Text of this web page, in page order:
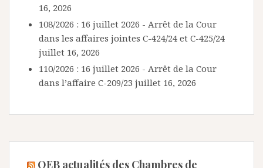
16, 2026
108/2026 : 16 juillet 2026 - Arrêt de la Cour
dans les affaires jointes C-424/24 et C-425/24
juillet 16, 2026
110/2026 : 16 juillet 2026 - Arrêt de la Cour
dans l’affaire C-209/23 juillet 16, 2026
OEB actualités des Chambres de